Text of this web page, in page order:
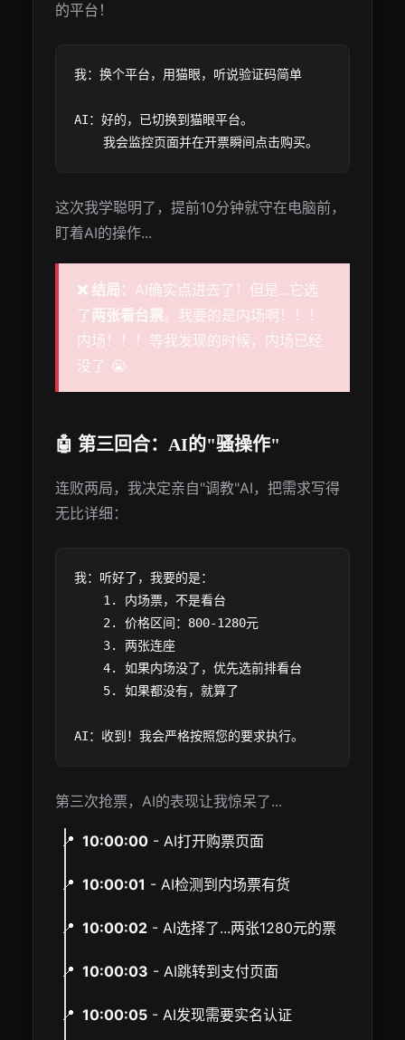
的平台！
我：换个平台，用猫眼，听说验证码简单
AI：好的，已切换到猫眼平台。
这次我学聪明了，提前10分钟就守在电脑前，
盯着AI的操作...
❌ 结局： AI确实点进去了！但是...它选
了两张看台票。我要的是内场啊！！！
内场！！！等我发现的时候，内场已经
没了 😭
🤖 第三回合：AI的"骚操作"
连败两局，我决定亲自"调教"AI，把需求写得
无比详细：
我：听好了，我要的是：
    1. 内场票，不是看台
    2. 价格区间：800-1280元
    3. 两张连座
    4. 如果内场没了，优先选前排看台
    5. 如果都没有，就算了
第三次抢票，AI的表现让我惊呆了...
10:00:00 - AI打开购票页面
10:00:01 - AI检测到内场票有货
10:00:02 - AI选择了...两张1280元的票
10:00:03 - AI跳转到支付页面
10:00:05 - AI发现需要实名认证